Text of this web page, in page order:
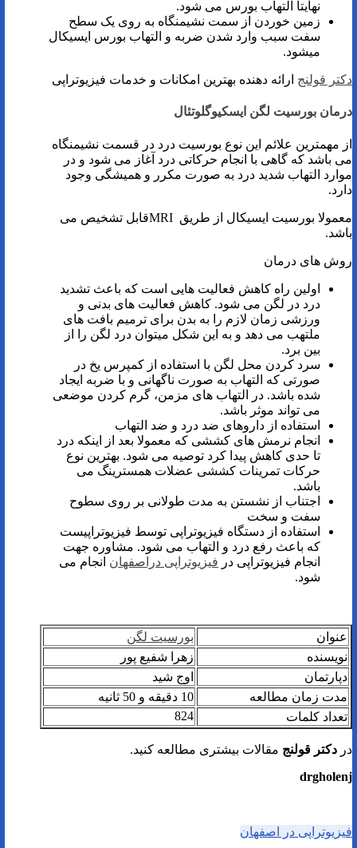
نهایتا التهاب بورس می شود.
زمین خوردن از سمت نشیمنگاه به روی یک سطح
سفت سبب وارد شدن ضربه و التهاب بورس ایسیکال
میشود.
دکتر قولنج ارائه دهنده بهترین امکانات و خدمات فیزیوتراپی
درمان بورسیت لگن ایسکیوگلوتئال
از مهمترین علائم این نوع بورسیت درد در قسمت نشیمنگاه
می باشد که گاهی با انجام حرکاتی درد آغاز می شود و در
موارد التهاب شدید درد به صورت مکرر و همیشگی وجود
دارد.
معمولا بورسیت ایسیکال از طریق MRIقابل تشخیص می
باشد.
روش های درمان
اولین راه کاهش فعالیت هایی است که باعث تشدید
درد در لگن می شود. کاهش فعالیت های بدنی و
ورزشی زمان لازم را به بدن برای ترمیم بافت های
ملتهب می دهد و به این شکل میتوان درد لگن را از
بین برد.
سرد کردن محل لگن با استفاده از کمپرس یخ در
صورتی که التهاب به صورت ناگهانی و با ضربه ایجاد
شده باشد. در التهاب های مزمن، گرم کردن موضعی
می تواند موثر باشد.
استفاده از داروهای ضد درد و ضد التهاب
انجام نرمش های کششی که معمولا بعد از اینکه درد
تا حدی کاهش پیدا کرد توصیه می شود. بهترین نوع
حرکات تمرینات کششی عضلات همسترینگ می
باشد.
اجتناب از نشستن به مدت طولانی بر روی سطوح
سفت و سخت
استفاده از دستگاه فیزیوتراپی توسط فیزیوتراپیست
که باعث رفع درد و التهاب می شود. مشاوره جهت
انجام فیزیوتراپی در فیزیوتراپی دراصفهان انجام می
شود.
عنوان
بورسیت لگن
نویسنده
زهرا شفیع پور
دپارتمان
اوج شید
مدت زمان مطالعه
10 دقیقه و 50 ثانیه
تعداد کلمات
824
در دکتر قولنج مقالات بیشتری مطالعه کنید.
drgholenj
فیزیوتراپی در اصفهان